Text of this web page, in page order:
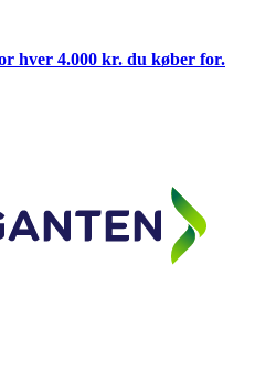
hver 4.000 kr. du køber for.